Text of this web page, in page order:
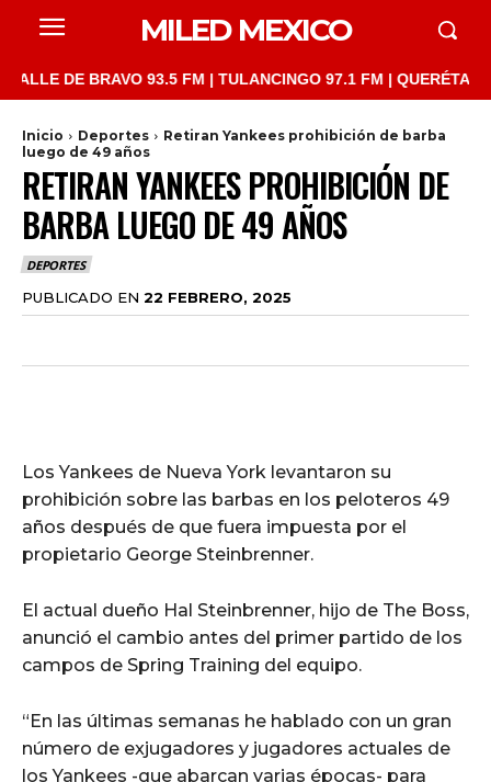
MILED MEXICO
DE BRAVO 93.5 FM | TULANCINGO 97.1 FM | QUERÉTARO
Inicio Deportes
Retiran Yankees prohibición de barba
luego de 49 años
RETIRAN YANKEES PROHIBICIÓN DE
BARBA LUEGO DE 49 AÑOS
DEPORTES
PUBLICADO EN 22 FEBRERO, 2025
Los Yankees de Nueva York levantaron su
prohibición sobre las barbas en los peloteros 49
años después de que fuera impuesta por el
propietario George Steinbrenner.
El actual dueño Hal Steinbrenner, hijo de The Boss,
anunció el cambio antes del primer partido de los
campos de Spring Training del equipo.
“En las últimas semanas he hablado con un gran
número de exjugadores y jugadores actuales de
los Yankees -que abarcan varias épocas- para